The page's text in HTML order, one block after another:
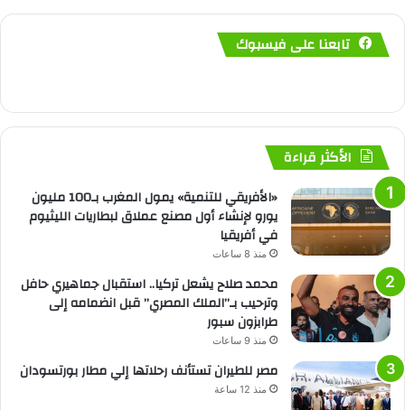
تابعنا على فيسبوك
الأكثر قراءة
«الأفريقي للتنمية» يمول المغرب بـ100 مليون
يورو لإنشاء أول مصنع عملاق لبطاريات الليثيوم
في أفريقيا
منذ 8 ساعات
محمد صلاح يشعل تركيا.. استقبال جماهيري حافل
وترحيب بـ”الملك المصري” قبل انضمامه إلى
طرابزون سبور
منذ 9 ساعات
مصر للطيران تستأنف رحلاتها إلي مطار بورتسودان
منذ 12 ساعة